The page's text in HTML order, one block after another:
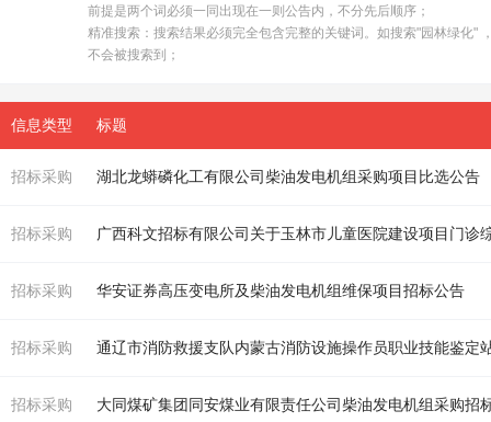
前提是两个词必须一同出现在一则公告内，不分先后顺序；
精准搜索：搜索结果必须完全包含完整的关键词。如搜索"园林绿化"
不会被搜索到；
信息类型 标题
招标采购 湖北龙蟒磷化工有限公司 柴油发电机组采购项目比选公告
招标采购 广西科文招标有限公司关于玉林市儿童医院建设项目门诊
招标采购 华安证券高压变电所及柴油发电机组维保项目招标公告
招标采购 通辽市消防救援支队内蒙古消防设施操作员职业技能鉴定
招标采购 大同煤矿集团同安煤业有限责任公司 柴油发电机组采购招